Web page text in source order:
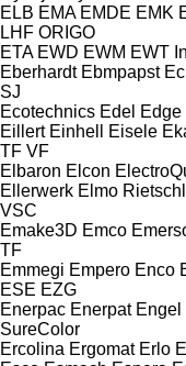
ELB EMA EMDE EMK
LHF ORIGO
ETA EWD EWM EWT
Eberhardt Ebmpapst
SJ
Ecotechnics Edel Edge
Eillert Einhell Eisele
TF VF
Elbaron Elcon
Ellerwerk Elmo
VSC
Emake3D Emco
TF
Emmegi Empero Enco
ESE EZG
Enerpac Enerpat Engel
SureColor
Ercolina Ergomat Erlo